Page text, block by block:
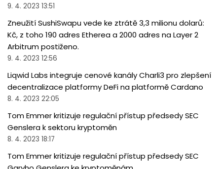
9. 4. 2023 13:51
Zneužití SushiSwapu vede ke ztrátě 3,3 milionu dolarů:
Kč, z toho 190 adres Etherea a 2000 adres na Layer 2
Arbitrum postiženo.
9. 4. 2023 12:56
Liqwid Labs integruje cenové kanály Charli3 pro zlepšení
decentralizace platformy DeFi na platformě Cardano
8. 4. 2023 22:05
Tom Emmer kritizuje regulační přístup předsedy SEC
Genslera k sektoru kryptoměn
8. 4. 2023 18:17
Tom Emmer kritizuje regulační přístup předsedy SEC